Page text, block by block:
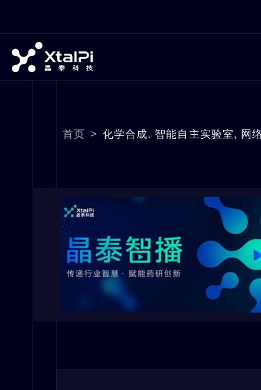
首页 > 化学合成, 智能自主实验室, 网